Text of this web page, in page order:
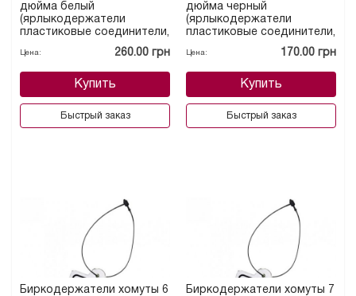
дюйма белый
(ярлыкодержатели
пластиковые соединители,
Цена: 260.00 грн
Купить
Быстрый заказ
дюйма черный
(ярлыкодержатели
пластиковые соединители,
Цена: 170.00 грн
Купить
Быстрый заказ
Биркодержатели хомуты 6
Биркодержатели хомуты 7